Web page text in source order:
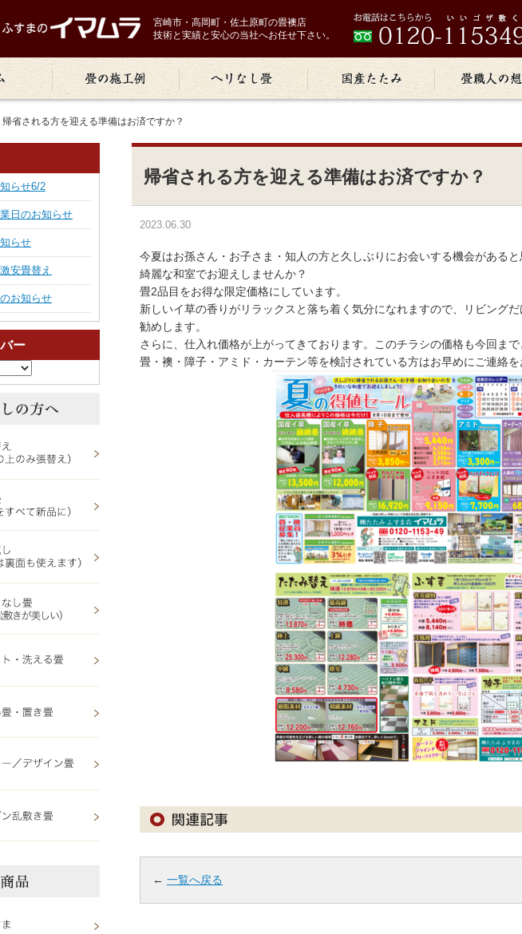
宮崎市・高岡町・佐土原町の畳襖店
技術と実績と安心の当社へお任せ下さい。
帰省される方を迎える準備はお済ですか？
帰省される方を迎える準備はお済ですか？
2023.06.30
今夏はお孫さん・お子さま・知人の方と久しぶりにお会いする機会があると
綺麗な和室でお迎えしませんか？
畳2品目をお得な限定価格にしています。
新しいイ草の香りがリラックスと落ち着く気分になれますので、リビング
勧めします。
さらに、仕入れ価格が上がってきております。このチラシの価格も今回まで
畳・襖・障子・アミド・カーテン等を検討されている方はお早めにご連絡を
← 一覧へ戻る
らせ6/2
日のお知らせ
らせ
安畳替え
お知らせ
ー